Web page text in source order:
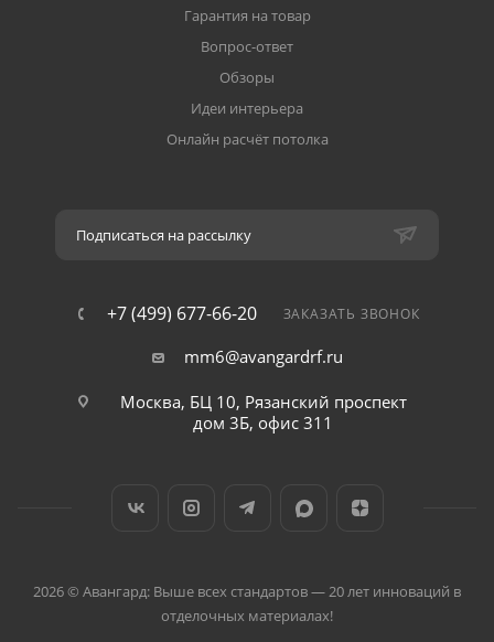
Гарантия на товар
Вопрос-ответ
Обзоры
Идеи интерьера
Онлайн расчёт потолка
Подписаться на рассылку
+7 (499) 677-66-20 ЗАКАЗАТЬ ЗВОНОК
mm6@avangardrf.ru
Москва, БЦ 10, Рязанский проспект
дом 3Б, офис 311
2026 © Авангард: Выше всех стандартов — 20 лет инноваций в
отделочных материалах!